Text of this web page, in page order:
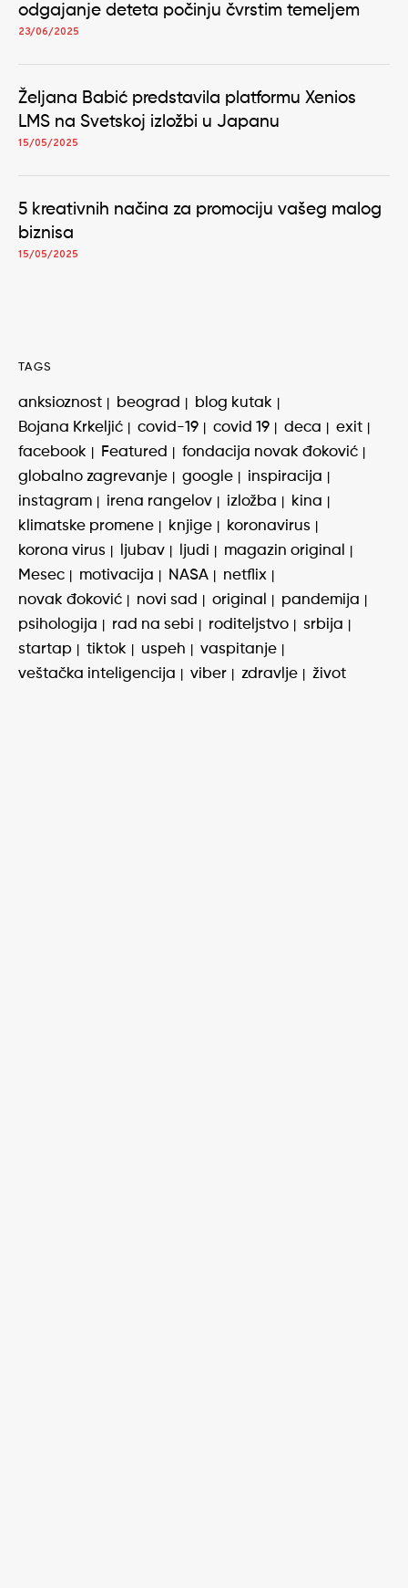
odgajanje deteta počinju čvrstim temeljem
23/06/2025
Željana Babić predstavila platformu Xenios
LMS na Svetskoj izložbi u Japanu
15/05/2025
5 kreativnih načina za promociju vašeg malog
biznisa
15/05/2025
TAGS
anksioznost beograd
blog kutak
Bojana Krkeljić
covid-19 covid 19 deca
exit
facebook
Featured
fondacija novak đoković
globalno zagrevanje
google
inspiracija
instagram
irena rangelov izložba
kina
klimatske promene
knjige
koronavirus
korona virus
ljubav ljudi
magazin original
Mesec
motivacija NASA
netflix
novak đoković
novi sad original
pandemija
psihologija
rad na sebi roditeljstvo
srbija
startap
tiktok uspeh
vaspitanje
veštačka inteligencija
viber zdravlje život